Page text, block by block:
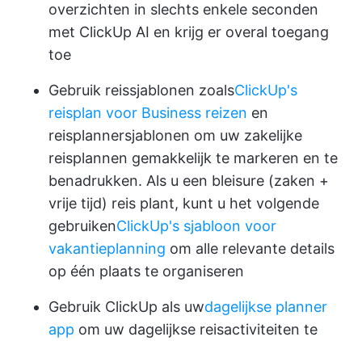
overzichten in slechts enkele seconden
met ClickUp AI en krijg er overal toegang
toe
Gebruik reissjablonen zoalsClickUp's
reisplan voor Business reizen en
reisplannersjablonen om uw zakelijke
reisplannen gemakkelijk te markeren en te
benadrukken. Als u een bleisure (zaken +
vrije tijd) reis plant, kunt u het volgende
gebruikenClickUp's sjabloon voor
vakantieplanning om alle relevante details
op één plaats te organiseren
Gebruik ClickUp als uwdagelijkse planner
app om uw dagelijkse reisactiviteiten te